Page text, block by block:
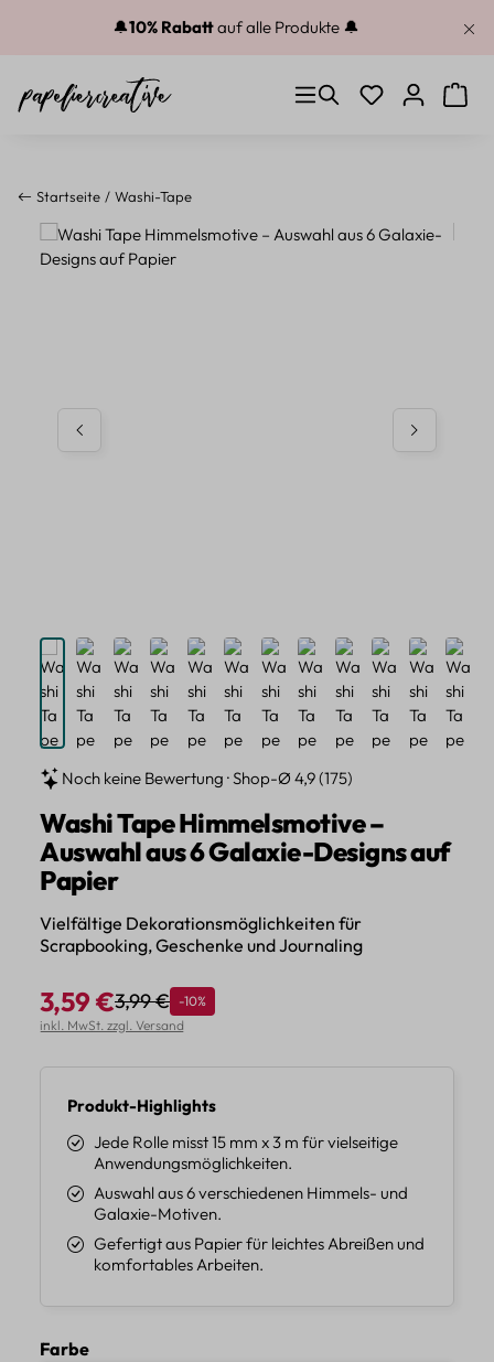
Zum Hauptinhalt springen
🔔10% Rabattauf alle Produkte 🔔
Du hast 0
Startseite Washi-Tape
Bildergalerie überspringen
Noch keine Bewertung · Shop-Ø 4,9 (175)
Washi Tape Himmelsmotive –
Auswahl aus 6 Galaxie-Designs auf
Papier
Vielfältige Dekorationsmöglichkeiten für
Scrapbooking, Geschenke und Journaling
Verkaufspreis:
3,59 €Regulärer Preis:
3,99 € Rabatt
-10%
inkl. MwSt. zzgl. Versand
Produkt-Highlights
Jede Rolle misst 15 mm x 3 m für vielseitige
Anwendungsmöglichkeiten.
Auswahl aus 6 verschiedenen Himmels- und
Galaxie-Motiven.
Gefertigt aus Papier für leichtes Abreißen und
komfortables Arbeiten.
Farbeauswählen